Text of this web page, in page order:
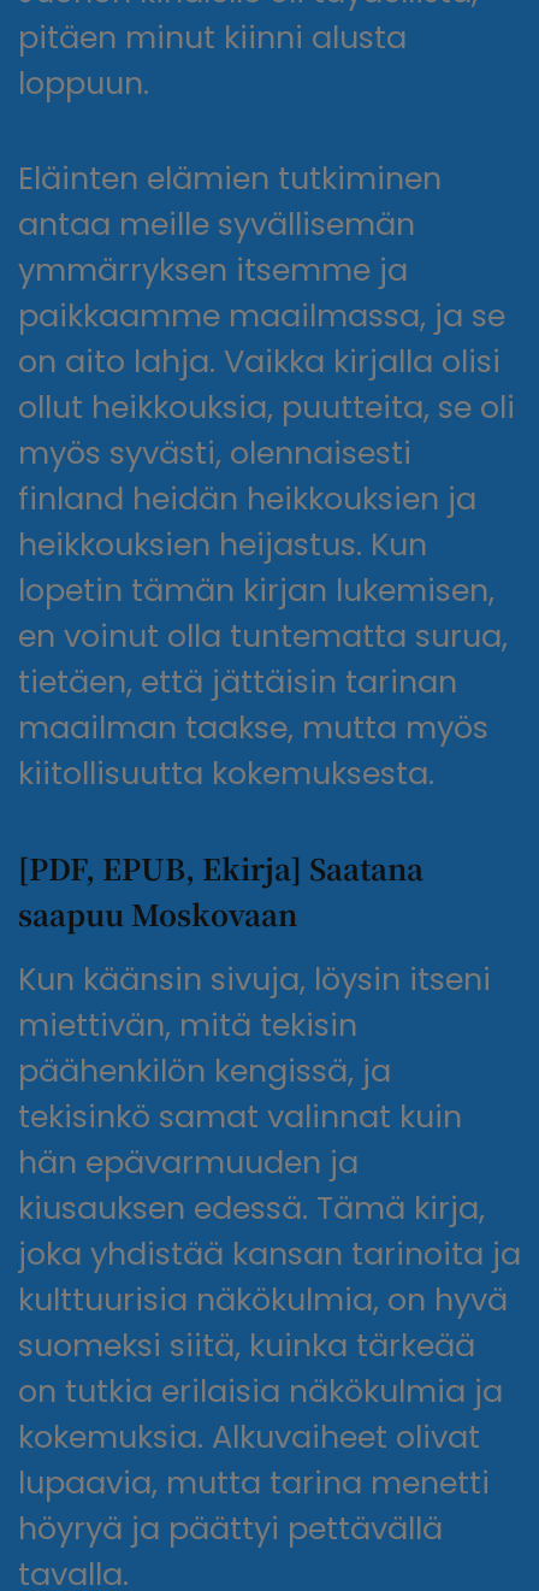
pitäen minut kiinni alusta
loppuun.
Eläinten elämien tutkiminen
antaa meille syvällisemän
ymmärryksen itsemme ja
paikkaamme maailmassa, ja se
on aito lahja. Vaikka kirjalla olisi
ollut heikkouksia, puutteita, se oli
myös syvästi, olennaisesti
finland heidän heikkouksien ja
heikkouksien heijastus. Kun
lopetin tämän kirjan lukemisen,
en voinut olla tuntematta surua,
tietäen, että jättäisin tarinan
maailman taakse, mutta myös
kiitollisuutta kokemuksesta.
[PDF, EPUB, Ekirja] Saatana
saapuu Moskovaan
Kun käänsin sivuja, löysin itseni
miettivän, mitä tekisin
päähenkilön kengissä, ja
tekisinkö samat valinnat kuin
hän epävarmuuden ja
kiusauksen edessä. Tämä kirja,
joka yhdistää kansan tarinoita ja
kulttuurisia näkökulmia, on hyvä
suomeksi siitä, kuinka tärkeää
on tutkia erilaisia näkökulmia ja
kokemuksia. Alkuvaiheet olivat
lupaavia, mutta tarina menetti
höyryä ja päättyi pettävällä
tavalla.